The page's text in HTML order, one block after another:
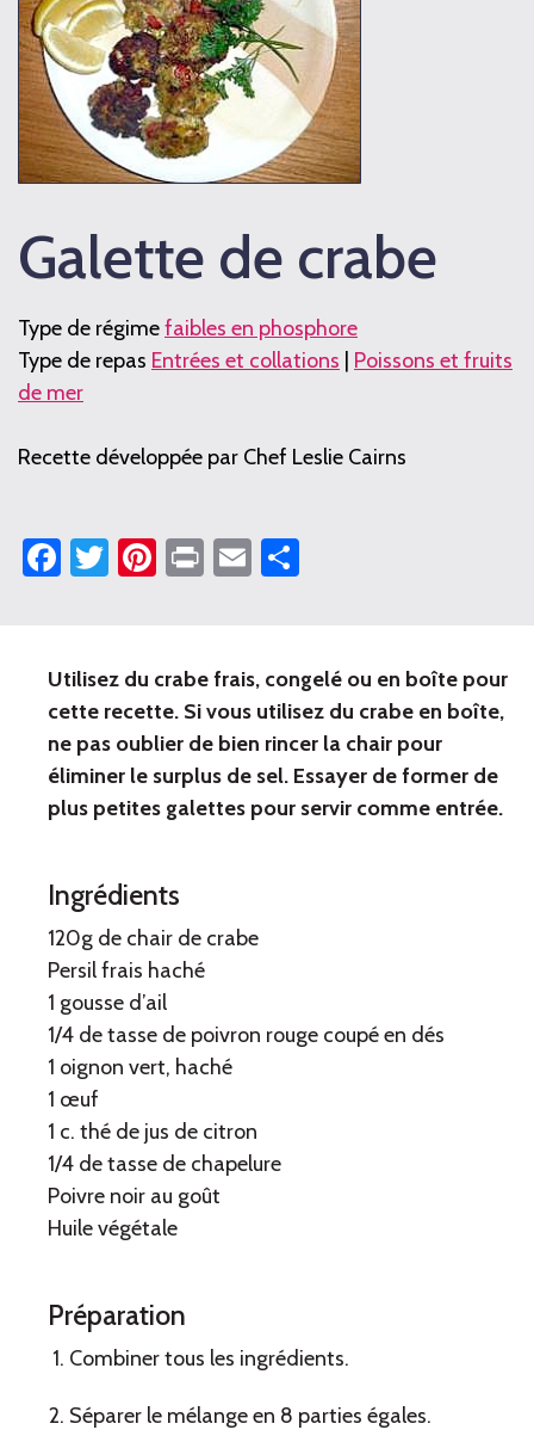
Galette de crabe
Type de régimefaibles en phosphore
Type de repas Entrées et collations
Poissons et fruits
de mer
Recette développée par Chef Leslie Cairns
Facebook
Twitter
Pinterest
PrintEmail
Galette
de
crabe
Utilisez du crabe frais, congelé ou en boîte pour
cette recette. Si vous utilisez du crabe en boîte,
ne pas oublier de bien rincer la chair pour
éliminer le surplus de sel. Essayer de former de
plus petites galettes pour servir comme entrée.
Ingrédients
120g de chair de crabe
Persil frais haché
1 gousse d’ail
1/4 de tasse de poivron rouge coupé en dés
1 oignon vert, haché
1 œuf
1 c. thé de jus de citron
1/4 de tasse de chapelure
Poivre noir au goût
Huile végétale
Préparation
Combiner tous les ingrédients.
Séparer le mélange en 8 parties égales.